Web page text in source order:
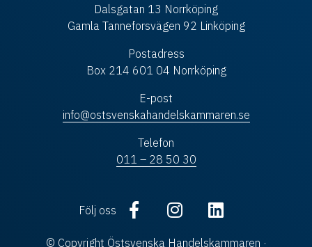
Dalsgatan 13 Norrköping
Gamla Tanneforsvägen 92 Linköping
Postadress
Box 214 601 04 Norrköping
E-post
info@ostsvenskahandelskammaren.se
Telefon
011 – 28 50 30
Följ oss
© Copyright Östsvenska Handelskammaren ·